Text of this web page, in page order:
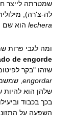
שמטרתה לייצר
לה-צ'רה),
lecheraהוא שם
ומה לגבי פרות
de engorde
שזהו "בקר
engordar
,
שלהן הוא
בכך בכבוד
השפעה על